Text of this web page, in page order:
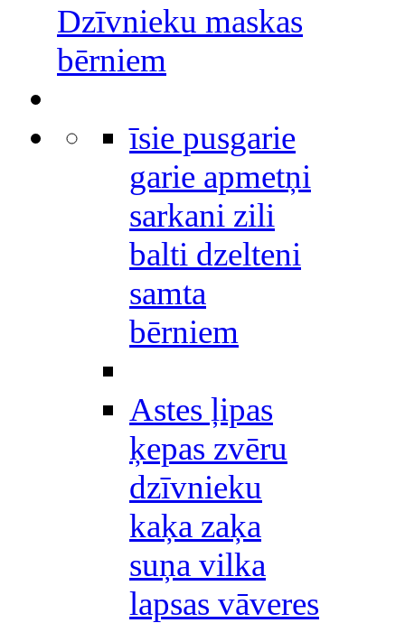
Dzīvnieku maskas
bērniem
īsie pusgarie
garie apmetņi
sarkani zili
balti dzelteni
samta
bērniem
Astes ļipas
ķepas zvēru
dzīvnieku
kaķa zaķa
suņa vilka
lapsas vāveres